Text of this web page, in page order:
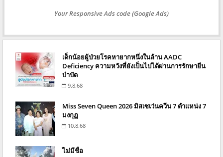
Your Responsive Ads code (Google Ads)
เด็กน้อยผู้ป่วยโรคหายากหนึ่งในล้าน AADC
Deficiency ความหวังที่ยังเป็นไปได้ผ่านการรักษายีน
บำบัด
9.8.68
Miss Seven Queen 2026 มิสเซเว่นควีน 7 ตำแหน่ง 7
มงกุฏ
10.8.68
ไม่มีชื่อ